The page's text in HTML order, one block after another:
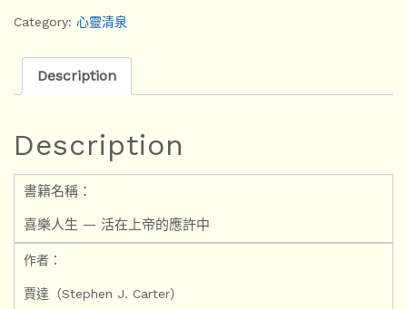
Category: 心靈清泉
Description
Description
書籍名稱：
喜樂人生 — 活在上帝的應許中
作者：
賈達（Stephen J. Carter）